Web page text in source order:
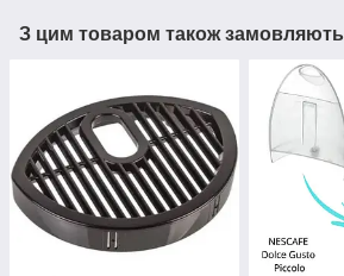
З цим товаром також замовляють